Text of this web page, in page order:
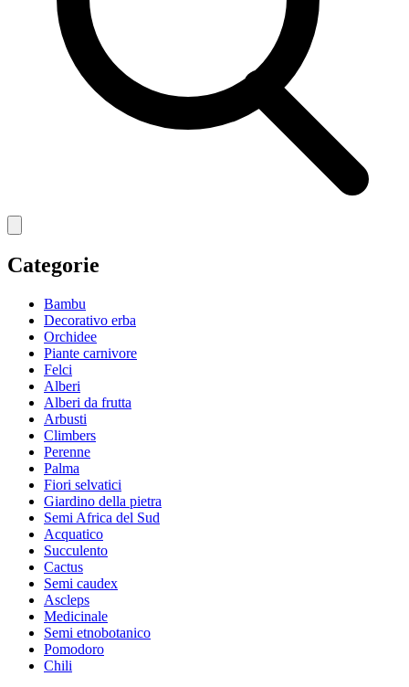
Categorie
Bambu
Decorativo erba
Orchidee
Piante carnivore
Felci
Alberi
Alberi da frutta
Arbusti
Climbers
Perenne
Palma
Fiori selvatici
Giardino della pietra
Semi Africa del Sud
Acquatico
Succulento
Cactus
Semi caudex
Ascleps
Medicinale
Semi etnobotanico
Pomodoro
Chili